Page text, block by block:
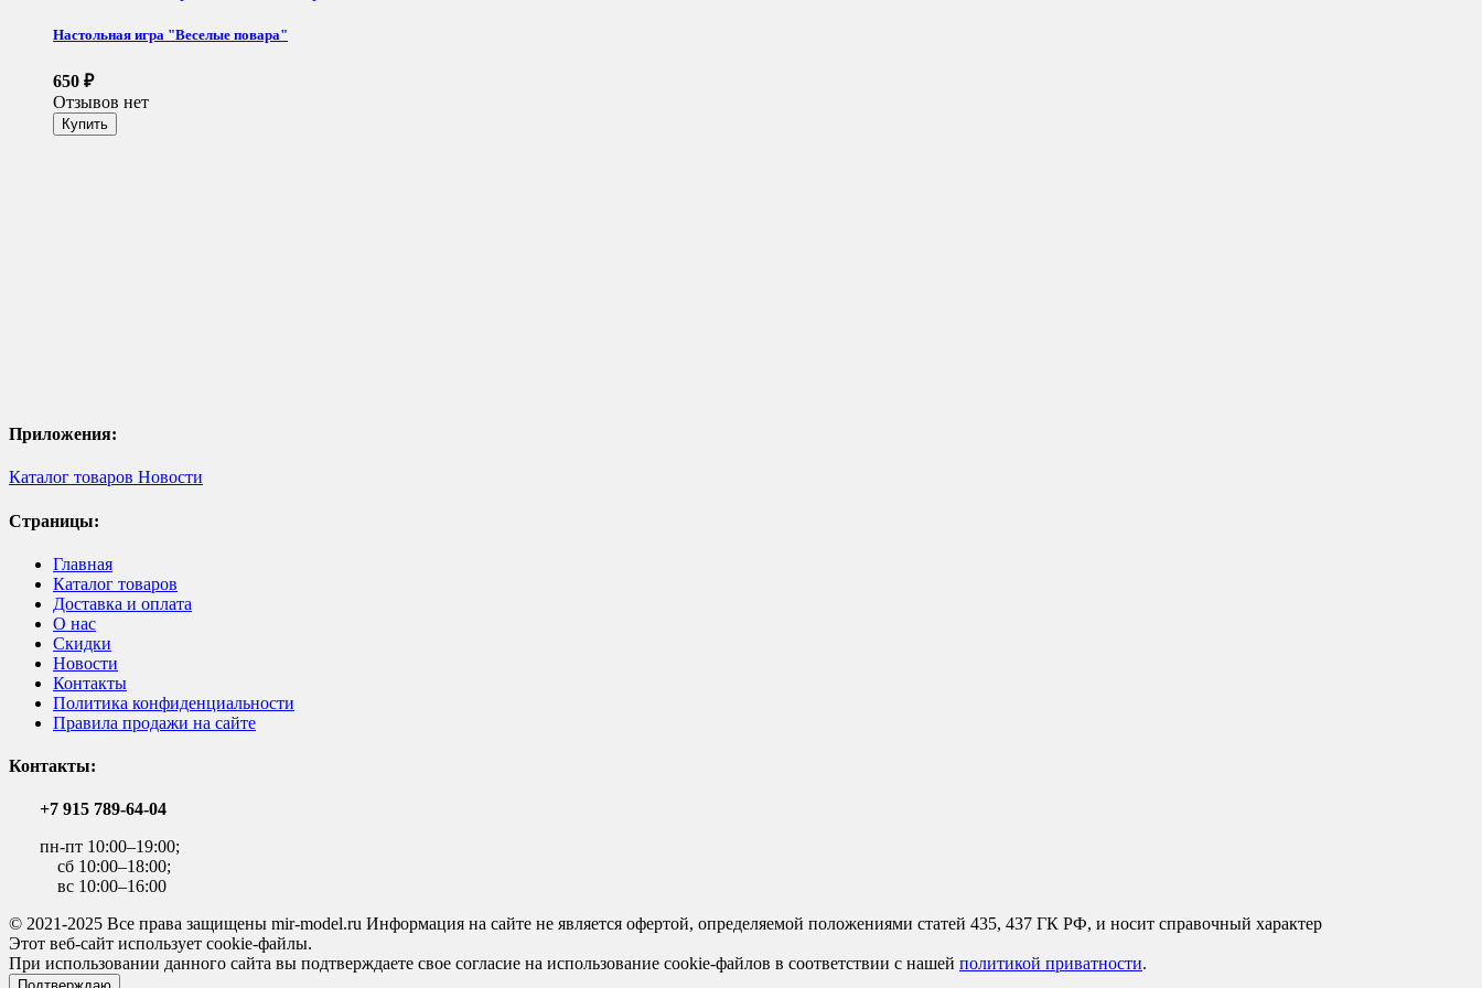
Настольная игра "Веселые повара"
650 ₽
Отзывов нет
Приложения:
Каталог товаров Новости
Страницы:
Главная
Каталог товаров
Доставка и оплата
О нас
Скидки
Новости
Контакты
Политика конфиденциальности
Правила продажи на сайте
Контакты:
+7 915 789-64-04
пн-пт 10:00–19:00;
сб 10:00–18:00;
вс 10:00–16:00
© 2021-2025 Все права защищены mir-model.ru Информация на сайте не является офертой, определяемой положениями статей 435, 437 ГК РФ, и носит справочный характер
Этот веб-сайт использует cookie-файлы.
При использовании данного сайта вы подтверждаете свое согласие на использование cookie-файлов в соответствии с нашей политикой приватности.